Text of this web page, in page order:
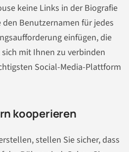
keine Links in der Biografie
Benutzernamen für jedes
einfügen, die
mit Ihnen zu verbinden
Social-Media-Plattform
kooperieren
stellen Sie sicher, dass